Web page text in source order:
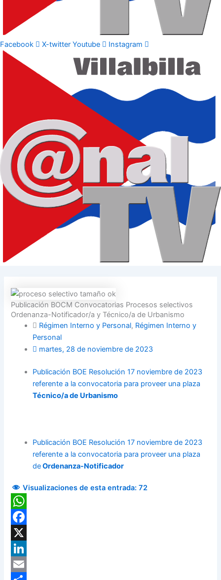
Facebook X-twitter Youtube Instagram
Publicación BOCM Convocatorias Procesos selectivos
Ordenanza-Notificador/a y Técnico/a de Urbanismo
Régimen Interno y Personal, Régimen Interno y
Personal
martes, 28 de noviembre de 2023
Publicación BOE Resolución 17 noviembre de 2023
referente a la convocatoria para proveer una plaza
Técnico/a de Urbanismo
Publicación BOE Resolución 17 noviembre de 2023
referente a la convocatoria para proveer una plaza
deOrdenanza-Notificador
Visualizaciones de esta entrada: 72
WhatsApp
Facebook
X
LinkedIn